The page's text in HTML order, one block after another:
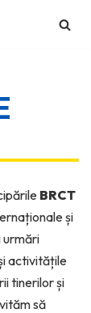
BRCT
și
urmări
activitățile
tinerilor și
să